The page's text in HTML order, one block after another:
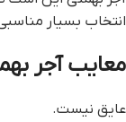
انتخاب بسیار
معایب آجر
عایق نیست.